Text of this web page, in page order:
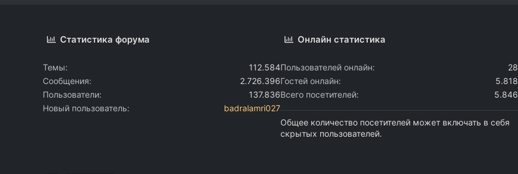
Статистика форума
Темы
112.584
Сообщения
2.726.396
Пользователи
137.836
Новый пользователь
badralamri027
Онлайн статистика
Пользователей онлайн
28
Гостей онлайн
5.818
Всего посетителей
5.846
Общее количество посетителей может включать в себя
скрытых пользователей.